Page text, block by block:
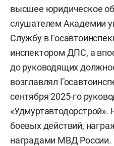
высшее юридическое
слушателем Академии
Службу в
инспектором ДПС, а
до руководящих
возглавлял
сентября 2025-го
«Удмуртавтодорстрой».
боевых действий,
наградами МВД России.